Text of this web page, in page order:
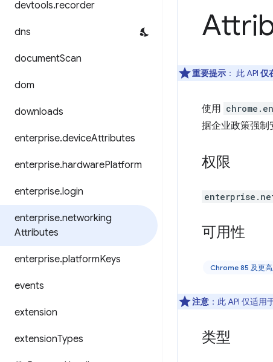
devtools.recorder
dns
documentScan
dom
downloads
enterprise.deviceAttributes
enterprise.hardwarePlatform
enterprise.login
enterprise.networking
Attributes
enterprise.platformKeys
events
extension
extensionTypes
重要提示 ： 此 API 仅
使用
据企业政策强制
权限
可用性
Chrome 85 及更
注意 ：此 API 仅适用
类型